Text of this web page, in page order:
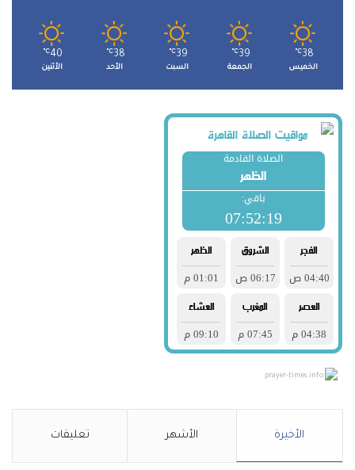
38
℃
الخميس
39
℃
الجمعة
39
℃
السبت
38
℃
الأحد
40
℃
الأثنين
prayer-times.info
الأخيرة الأشهر تعليقات